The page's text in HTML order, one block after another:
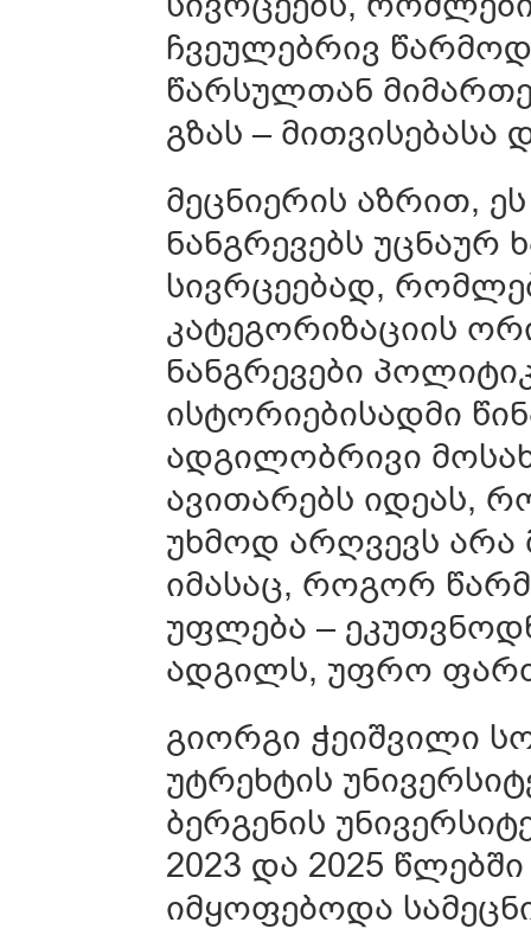
ჩვეულებრივ
წარსულთან
გზას – მითვისებასა
მეცნიერის აზრით,
ნანგრევებს უცნაურ
სივრცეებად,
კატეგორიზაციის
ნანგრევები
ისტორიებისადმი
ადგილობრივი
ავითარებს იდეას,
უხმოდ არღვევს
იმასაც, როგორ
უფლება –
ადგილს, უფრო
გიორგი ჭეიშვილი
უტრეხტის
ბერგენის
2023 და 2025
იმყოფებოდა